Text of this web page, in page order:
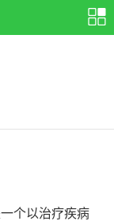
个以治疗疾病